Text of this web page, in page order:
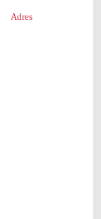
Adres